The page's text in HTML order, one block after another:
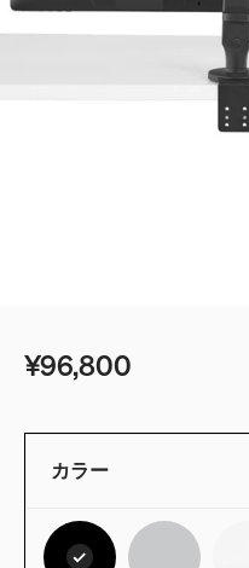
¥96,800
カラー